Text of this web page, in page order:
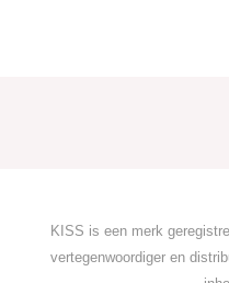
KISS is een merk
vertegenwoordiger en